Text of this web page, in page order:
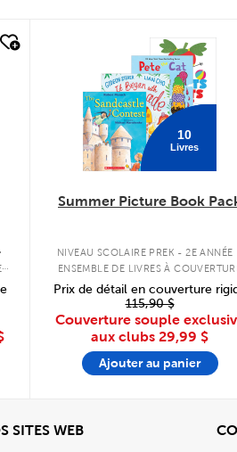
10
Livres
Summer Picture Book
NIVEAU SCOLAIRE PREK - 2E ANNÉE
ENSEMBLE DE LIVRES À
Prix de détail en couverture
115,90 $
Couverture souple
aux clubs 29,99 $
Ajouter au panier
SITES WEBAfficher